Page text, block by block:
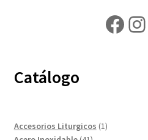
Catálogo
Accesorios Liturgicos 11